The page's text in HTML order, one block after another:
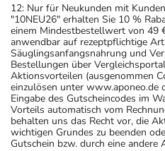
12: Nur für Neukunden mit
"10NEU26" erhalten Sie 10 %
einem Mindestbestellwert von 49
anwendbar auf rezeptpflichtige
Säuglingsanfangsnahrung und
Bestellungen über
Aktionsvorteilen (ausgenommen
einzulösen unter www.aponeo.de
Eingabe des Gutscheincodes im
Vorteils automatisch vom
behalten uns das Recht vor, die
wichtigen Grundes zu beenden
Gutschein bzw. durch eine andere